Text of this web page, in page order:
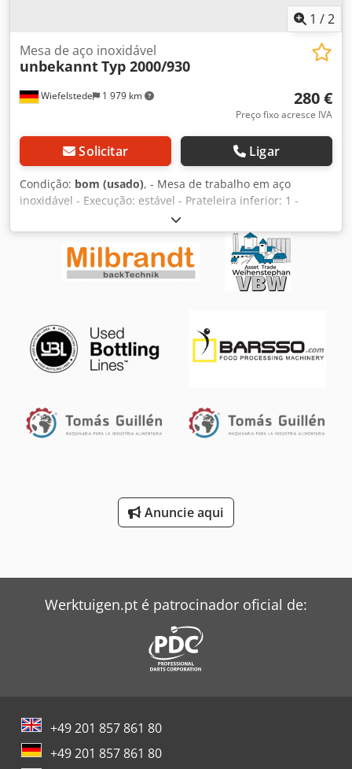
1 /2
Wiefelstede 1 979 km
Mesa de aço inoxidável
unbekanntTyp 2000/930
280 €
Preço fixo acresce IVA
Solicitar Ligar
Condição: bom (usado), - Mesa de trabalho em aço
inoxidável - Execução: estável - Prateleira inferior: 1 -
Borda - Prateleira de apoio - Dimensões: 2000/930/A930
mm Dcedsb A I N Espfx Algok - Peso: 82 kg
Anuncie aqui
Werktuigen.pt é patrocinador oficial de:
+49 201 857 861 80
+49 201 857 861 80